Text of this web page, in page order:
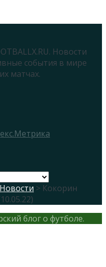
Новости
события в мире
матчах.
Новости > Кокорин
блог о футболе.